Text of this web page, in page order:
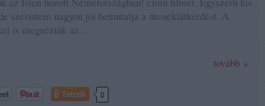
szerintem nagyon jól bemutatja a menekültkérdést. A
is megnéztük az…
tovább »
Tetszik 0